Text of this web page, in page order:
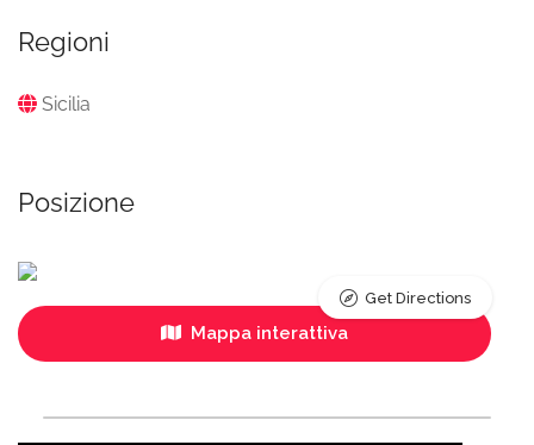
Regioni
Sicilia
Posizione
Mappa interattiva
Get Directions